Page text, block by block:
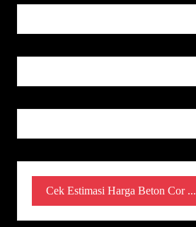
Cek Estimasi Harga Beton Cor ...